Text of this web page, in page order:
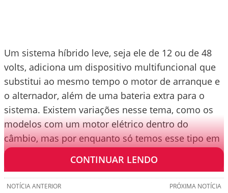
Um sistema híbrido leve, seja ele de 12 ou de 48
volts, adiciona um dispositivo multifuncional que
substitui ao mesmo tempo o motor de arranque e
o alternador, além de uma bateria extra para o
sistema. Existem variações nesse tema, como os
modelos com um motor elétrico dentro do
câmbio, mas por enquanto só temos esse tipo em
modelos importados.
CONTINUAR LENDO
PRÓXIMA NOTÍCIA
NOTÍCIA ANTERIOR